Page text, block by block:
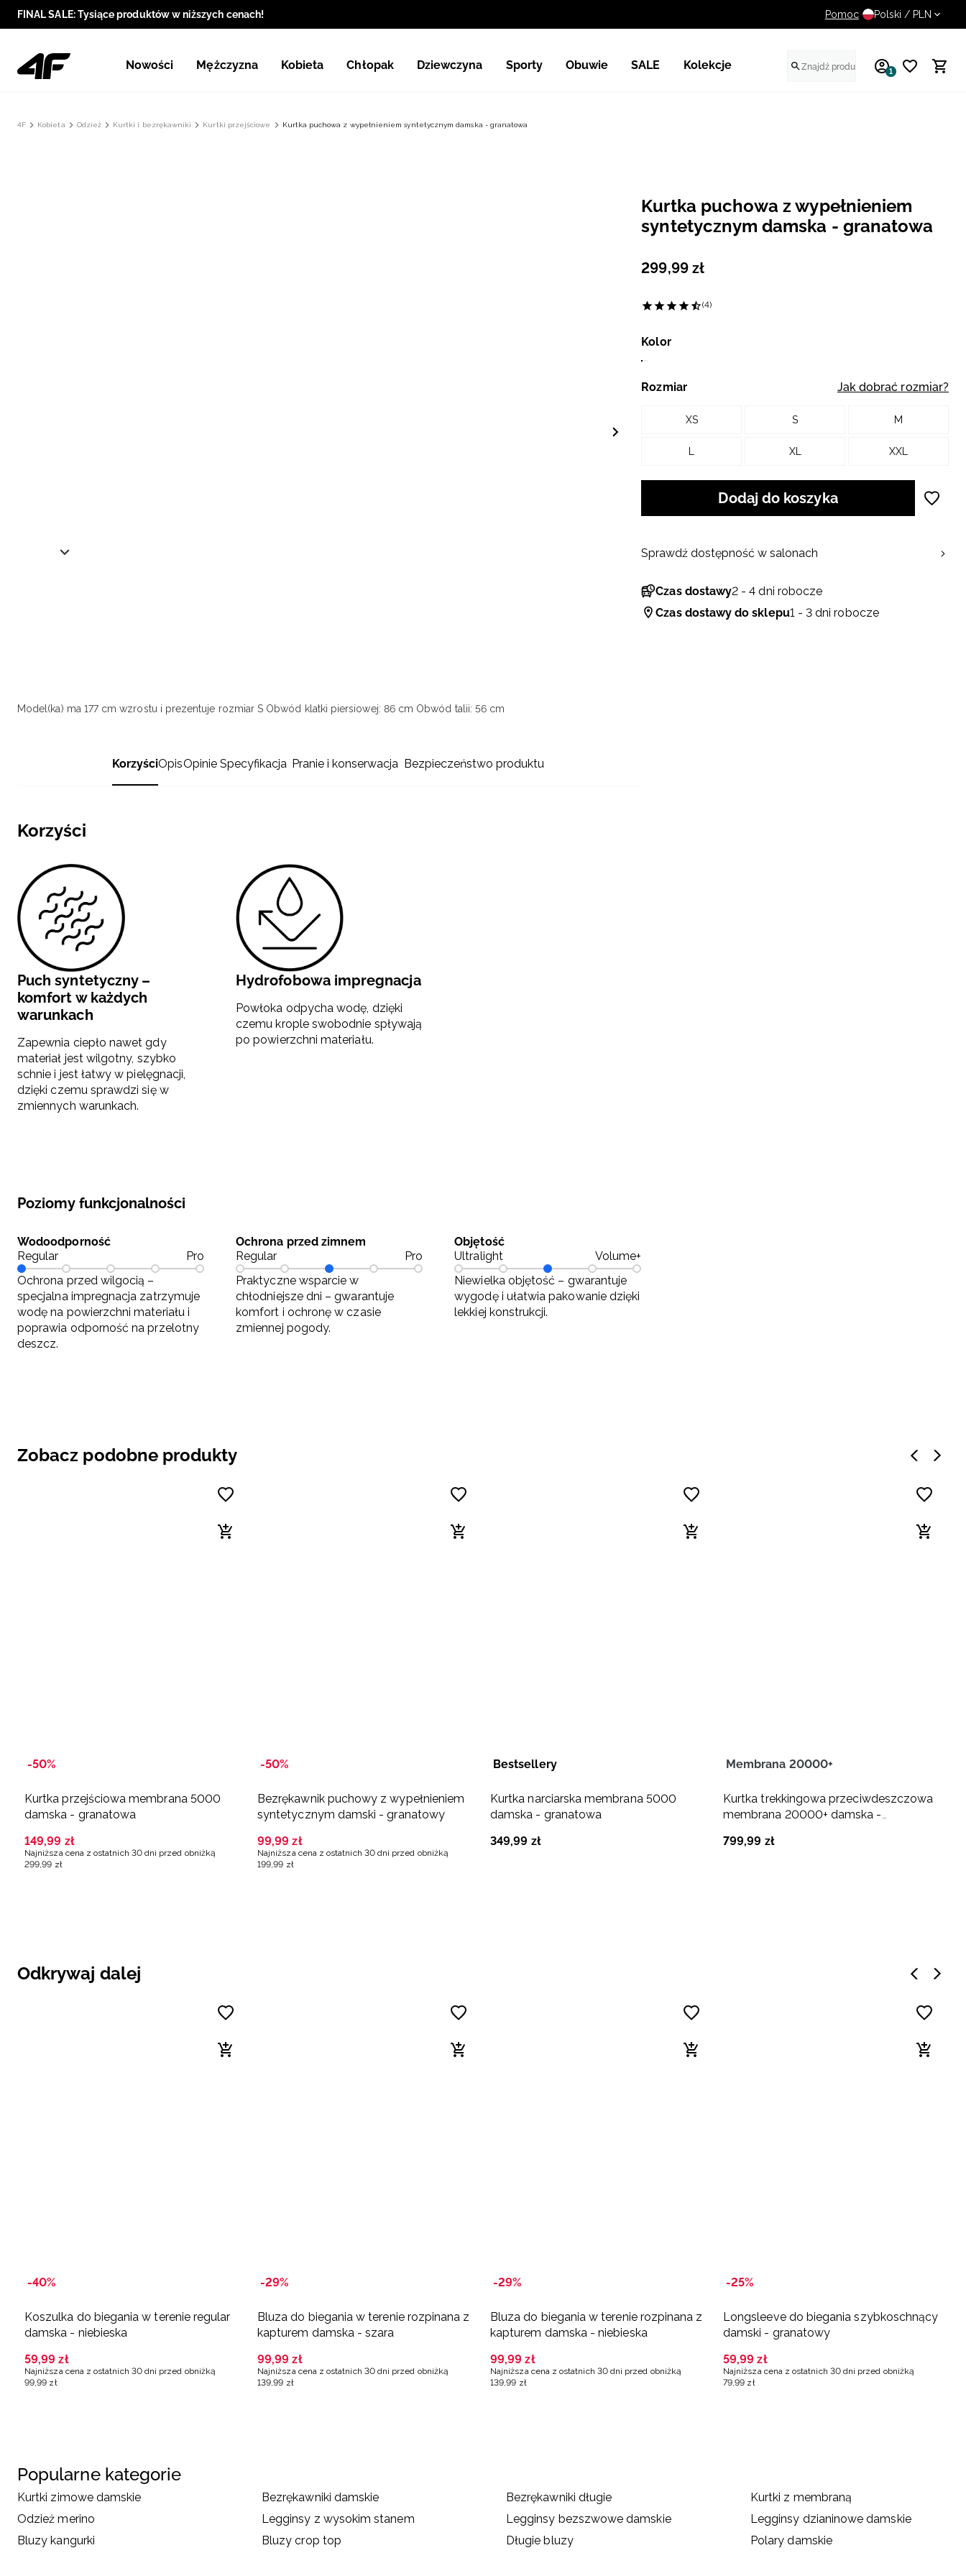
FINAL SALE: Tysiące produktów w niższych cenach! UWAGA NA FAŁSZYWE
Pomoc Polski / PLN
Nowości Mężczyzna Kobieta Chłopak Dziewczyna Sporty Obuwie SALE Kolekcje 1
4F Kobieta Odzież Kurtki i bezrękawniki Kurtki przejściowe Kurtka puchowa z wypełnieniem syntetycznym damska - granatowa
Model(ka) ma 177 cm wzrostu i prezentuje rozmiar S Obwód klatki piersiowej: 86 cm Obwód talii: 56 cm
KorzyściOpisOpinie Specyfikacja Pranie i konserwacja Bezpieczeństwo produktu
Korzyści
Puch syntetyczny –
komfort w każdych
warunkach
Zapewnia ciepło nawet gdy
materiał jest wilgotny, szybko
schnie i jest łatwy w pielęgnacji,
dzięki czemu sprawdzi się w
zmiennych warunkach.
Hydrofobowa impregnacja
Powłoka odpycha wodę, dzięki
czemu krople swobodnie spływają
po powierzchni materiału.
Poziomy funkcjonalności
Wodoodporność
Regular
Pro
Ochrona przed wilgocią –
specjalna impregnacja zatrzymuje
wodę na powierzchni materiału i
poprawia odporność na przelotny
deszcz.
Ochrona przed zimnem
Regular
Pro
Praktyczne wsparcie w
chłodniejsze dni – gwarantuje
komfort i ochronę w czasie
zmiennej pogody.
Objętość
Ultralight
Volume+
Niewielka objętość – gwarantuje
wygodę i ułatwia pakowanie dzięki
lekkiej konstrukcji.
Kurtka puchowa z wypełnieniem
syntetycznym damska - granatowa
299,99 zł
(4)
Kolor
Rozmiar Jak dobrać rozmiar?
XS S M
XL XXL
Dodaj do koszyka
Czas dostawy2 - 4 dni robocze
Czas dostawy do sklepu1 - 3 dni robocze
Sprawdź dostępność w salonach
Zobacz podobne produkty
-50%
Kurtka przejściowa membrana 5000
damska - granatowa
149,99 zł
Najniższa cena z ostatnich 30 dni przed obniżką
299,99 zł
-50%
Bezrękawnik puchowy z wypełnieniem
syntetycznym damski - granatowy
99,99 zł
Najniższa cena z ostatnich 30 dni przed obniżką
199,99 zł
Bestsellery
Kurtka narciarska membrana 5000
damska - granatowa
349,99 zł
Membrana 20000+
Kurtka trekkingowa przeciwdeszczowa
membrana 20000+ damska -
799,99 zł
Odkrywaj dalej
-40%
Koszulka do biegania w terenie regular
damska - niebieska
59,99 zł
Najniższa cena z ostatnich 30 dni przed obniżką
99 ,99 zł
-29%
Bluza do biegania w terenie rozpinana z
kapturem damska - szara
99,99 zł
Najniższa cena z ostatnich 30 dni przed obniżką
139 ,99 zł
-29%
Bluza do biegania w terenie rozpinana z
kapturem damska - niebieska
99,99 zł
Najniższa cena z ostatnich 30 dni przed obniżką
139 ,99 zł
-25%
Longsleeve do biegania szybkoschnący
damski - granatowy
59,99 zł
Najniższa cena z ostatnich 30 dni przed obniżką
79 ,99 zł
Popularne kategorie
Kurtki zimowe damskie Bezrękawniki damskie Bezrękawniki długie
Kurtki z membraną
Odzież merino
Legginsy z wysokim stanem Legginsy bezszwowe damskie
Legginsy dzianinowe damskie
Bluzy kangurki
Bluzy crop top Długie bluzy Polary damskie